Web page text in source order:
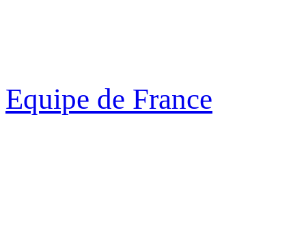
Equipe de France